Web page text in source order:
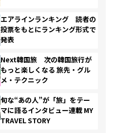
エアラインランキング 読者の
投票をもとにランキング形式で
発表
Next韓国旅 次の韓国旅行が
もっと楽しくなる 旅先・グル
メ・テクニック
旬な“あの人”が「旅」をテー
マに語るインタビュー連載 MY
TRAVEL STORY